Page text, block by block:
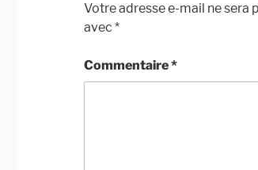
Votre adresse e-mail ne sera
avec *
Commentaire*